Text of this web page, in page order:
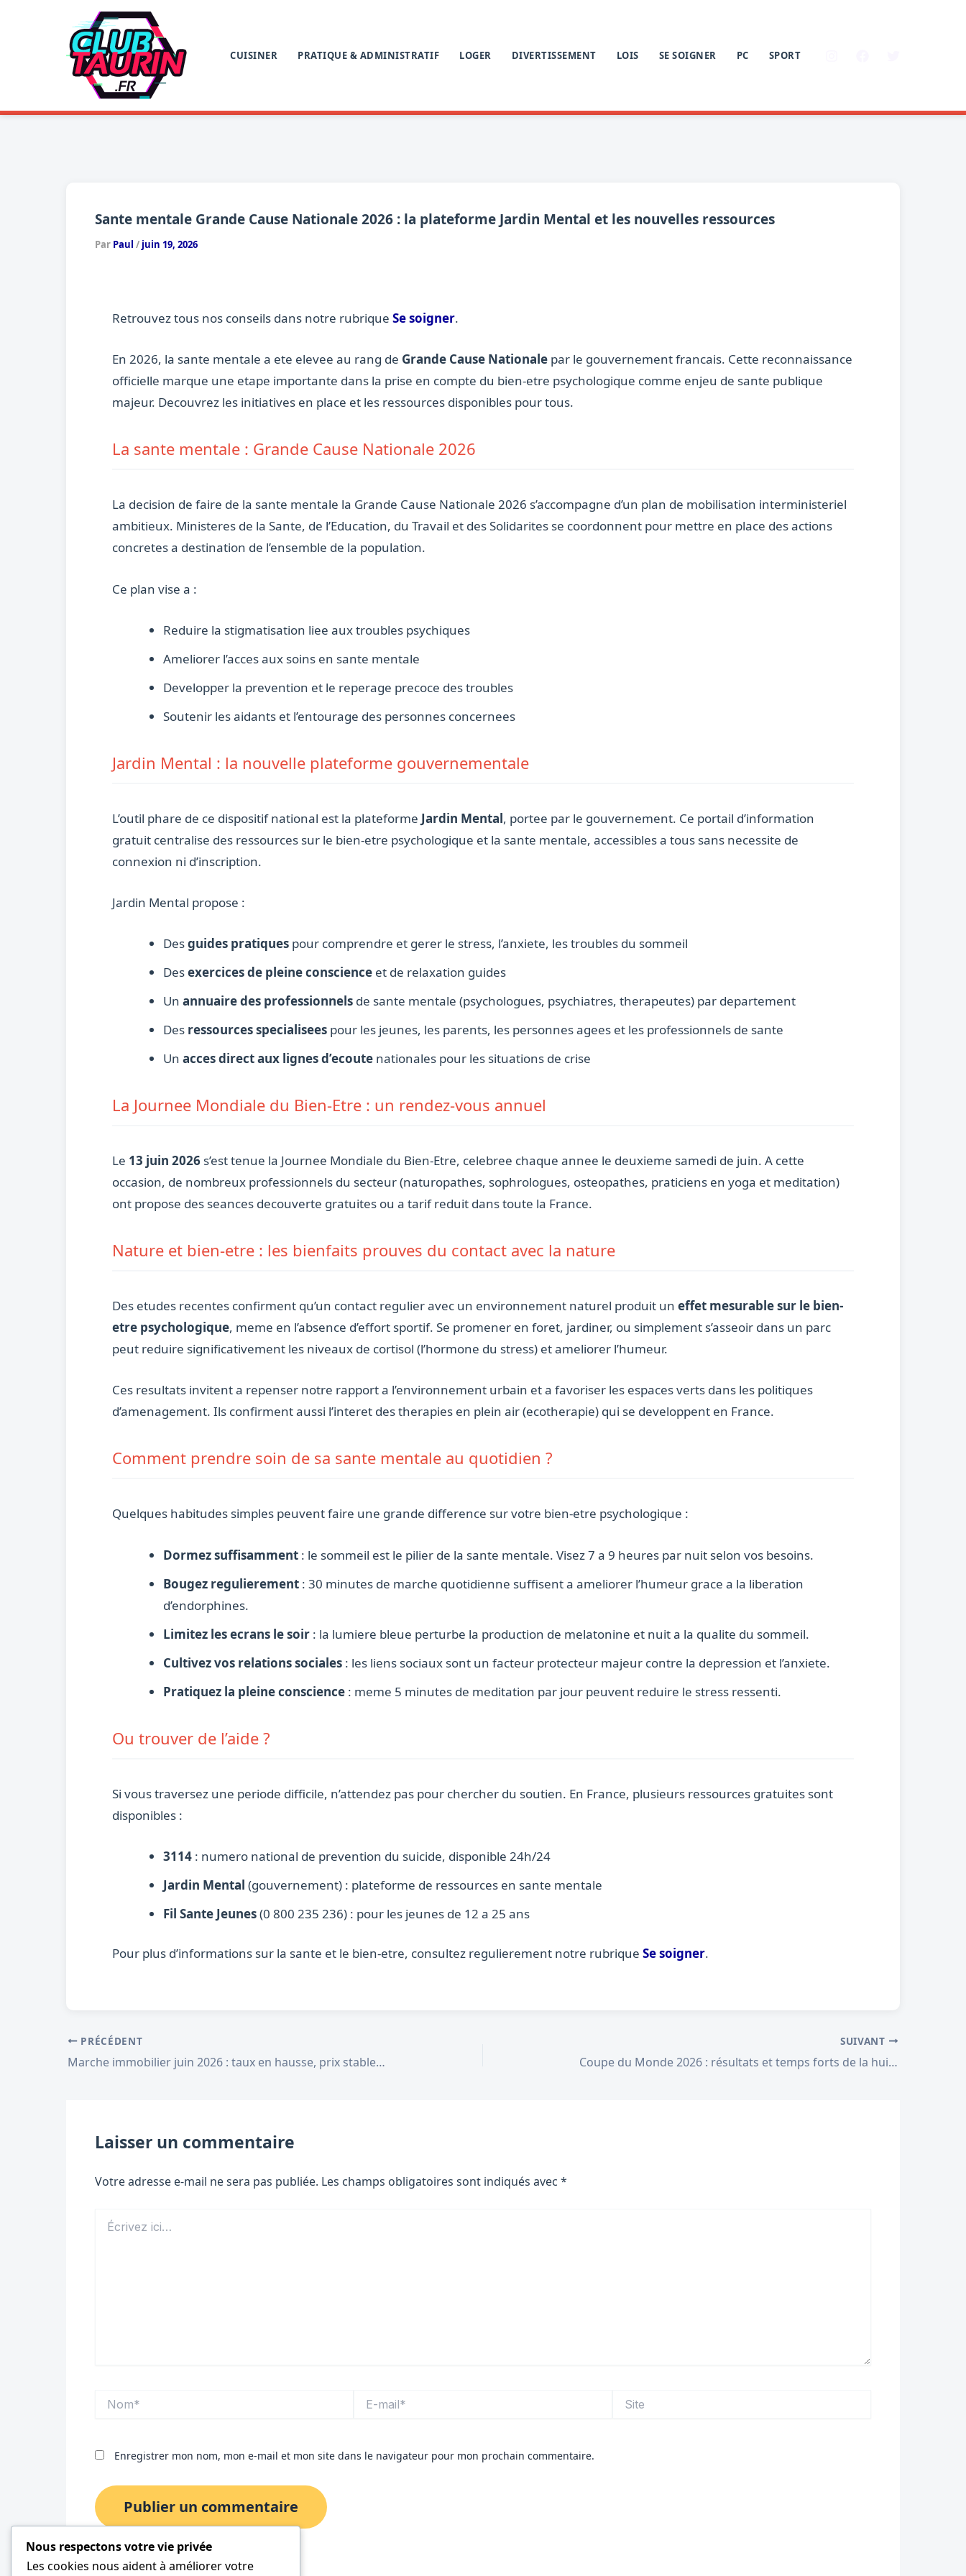
CUISINER PRATIQUE & ADMINISTRATIF LOGER DIVERTISSEMENT LOIS SE SOIGNER PC SPORT
Sante mentale Grande Cause Nationale 2026 : la plateforme Jardin Mental et les nouvelles ressources
Par Paul / juin 19, 2026
Retrouvez tous nos conseils dans notre rubrique Se soigner.
En 2026, la sante mentale a ete elevee au rang de Grande Cause Nationale par le gouvernement francais. Cette reconnaissance
officielle marque une etape importante dans la prise en compte du bien-etre psychologique comme enjeu de sante publique
majeur. Decouvrez les initiatives en place et les ressources disponibles pour tous.
La sante mentale : Grande Cause Nationale 2026
La decision de faire de la sante mentale la Grande Cause Nationale 2026 s’accompagne d’un plan de mobilisation interministeriel
ambitieux. Ministeres de la Sante, de l’Education, du Travail et des Solidarites se coordonnent pour mettre en place des actions
concretes a destination de l’ensemble de la population.
Ce plan vise a :
Reduire la stigmatisation liee aux troubles psychiques
Ameliorer l’acces aux soins en sante mentale
Developper la prevention et le reperage precoce des troubles
Soutenir les aidants et l’entourage des personnes concernees
Jardin Mental : la nouvelle plateforme gouvernementale
L’outil phare de ce dispositif national est la plateforme Jardin Mental, portee par le gouvernement. Ce portail d’information
gratuit centralise des ressources sur le bien-etre psychologique et la sante mentale, accessibles a tous sans necessite de
connexion ni d’inscription.
Jardin Mental propose :
Desguides pratiques pour comprendre et gerer le stress, l’anxiete, les troubles du sommeil
Desexercices de pleine conscience et de relaxation guides
Un annuaire des professionnels de sante mentale (psychologues, psychiatres, therapeutes) par departement
Des ressources specialisees pour les jeunes, les parents, les personnes agees et les professionnels de sante
Un acces direct aux lignes d’ecoute nationales pour les situations de crise
La Journee Mondiale du Bien-Etre : un rendez-vous annuel
Le 13 juin 2026 s’est tenue la Journee Mondiale du Bien-Etre, celebree chaque annee le deuxieme samedi de juin. A cette
occasion, de nombreux professionnels du secteur (naturopathes, sophrologues, osteopathes, praticiens en yoga et meditation)
ont propose des seances decouverte gratuites ou a tarif reduit dans toute la France.
Nature et bien-etre : les bienfaits prouves du contact avec la nature
Des etudes recentes confirment qu’un contact regulier avec un environnement naturel produit un effet mesurable sur le bien-
etre psychologique, meme en l’absence d’effort sportif. Se promener en foret, jardiner, ou simplement s’asseoir dans un parc
peut reduire significativement les niveaux de cortisol (l’hormone du stress) et ameliorer l’humeur.
Ces resultats invitent a repenser notre rapport a l’environnement urbain et a favoriser les espaces verts dans les politiques
d’amenagement. Ils confirment aussi l’interet des therapies en plein air (ecotherapie) qui se developpent en France.
Comment prendre soin de sa sante mentale au quotidien ?
Quelques habitudes simples peuvent faire une grande difference sur votre bien-etre psychologique :
Dormez suffisamment : le sommeil est le pilier de la sante mentale. Visez 7 a 9 heures par nuit selon vos besoins.
Bougez regulierement : 30 minutes de marche quotidienne suffisent a ameliorer l’humeur grace a la liberation
d’endorphines.
Limitez les ecrans le soir : la lumiere bleue perturbe la production de melatonine et nuit a la qualite du sommeil.
Cultivez vos relations sociales : les liens sociaux sont un facteur protecteur majeur contre la depression et l’anxiete.
Pratiquez la pleine conscience : meme 5 minutes de meditation par jour peuvent reduire le stress ressenti.
Ou trouver de l’aide ?
Si vous traversez une periode difficile, n’attendez pas pour chercher du soutien. En France, plusieurs ressources gratuites sont
disponibles :
3114 : numero national de prevention du suicide, disponible 24h/24
Jardin Mental (gouvernement) : plateforme de ressources en sante mentale
Fil Sante Jeunes(0 800 235 236) : pour les jeunes de 12 a 25 ans
Pour plus d’informations sur la sante et le bien-etre, consultez regulierement notre rubrique Se soigner.
PRÉCÉDENT
Marche immobilier juin 2026 : taux en hausse, prix stables – nos conseils
SUIVANT
Coupe du Monde 2026 : résultats et temps forts de la huitième journée européenne
Laisser un commentaire
Votre adresse e-mail ne sera pas publiée. Les champs obligatoires sont indiqués avec *
ici…
mail*
Enregistrer mon nom, mon e-mail et mon site dans le navigateur pour mon prochain commentaire.
Nous respectons votre vie privée
Les cookies nous aident à améliorer votre